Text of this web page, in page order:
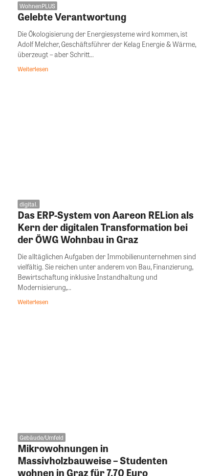
WohnenPLUS
Gelebte Verantwortung
Die Ökologisierung der Energiesysteme wird kommen, ist
Adolf Melcher, Geschäftsführer der Kelag Energie & Wärme,
überzeugt – aber Schritt...
Weiterlesen
digital.
Das ERP-System von Aareon RELion als
Kern der digitalen Transformation bei
der ÖWG Wohnbau in Graz
Die alltäglichen Aufgaben der Immobilienunternehmen sind
vielfältig. Sie reichen unter anderem von Bau, Finanzierung,
Bewirtschaftung inklusive Instandhaltung und
Modernisierung,...
Weiterlesen
Gebäude/Umfeld
Mikrowohnungen in
Massivholzbauweise – Studenten
wohnen in Graz für 7,70 Euro